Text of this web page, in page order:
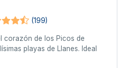
(199)
corazón de los Picos de
playas de Llanes. Ideal